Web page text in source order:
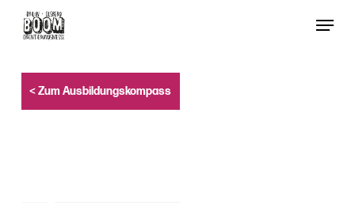
content
Menu
< Zum Ausbildungskompass